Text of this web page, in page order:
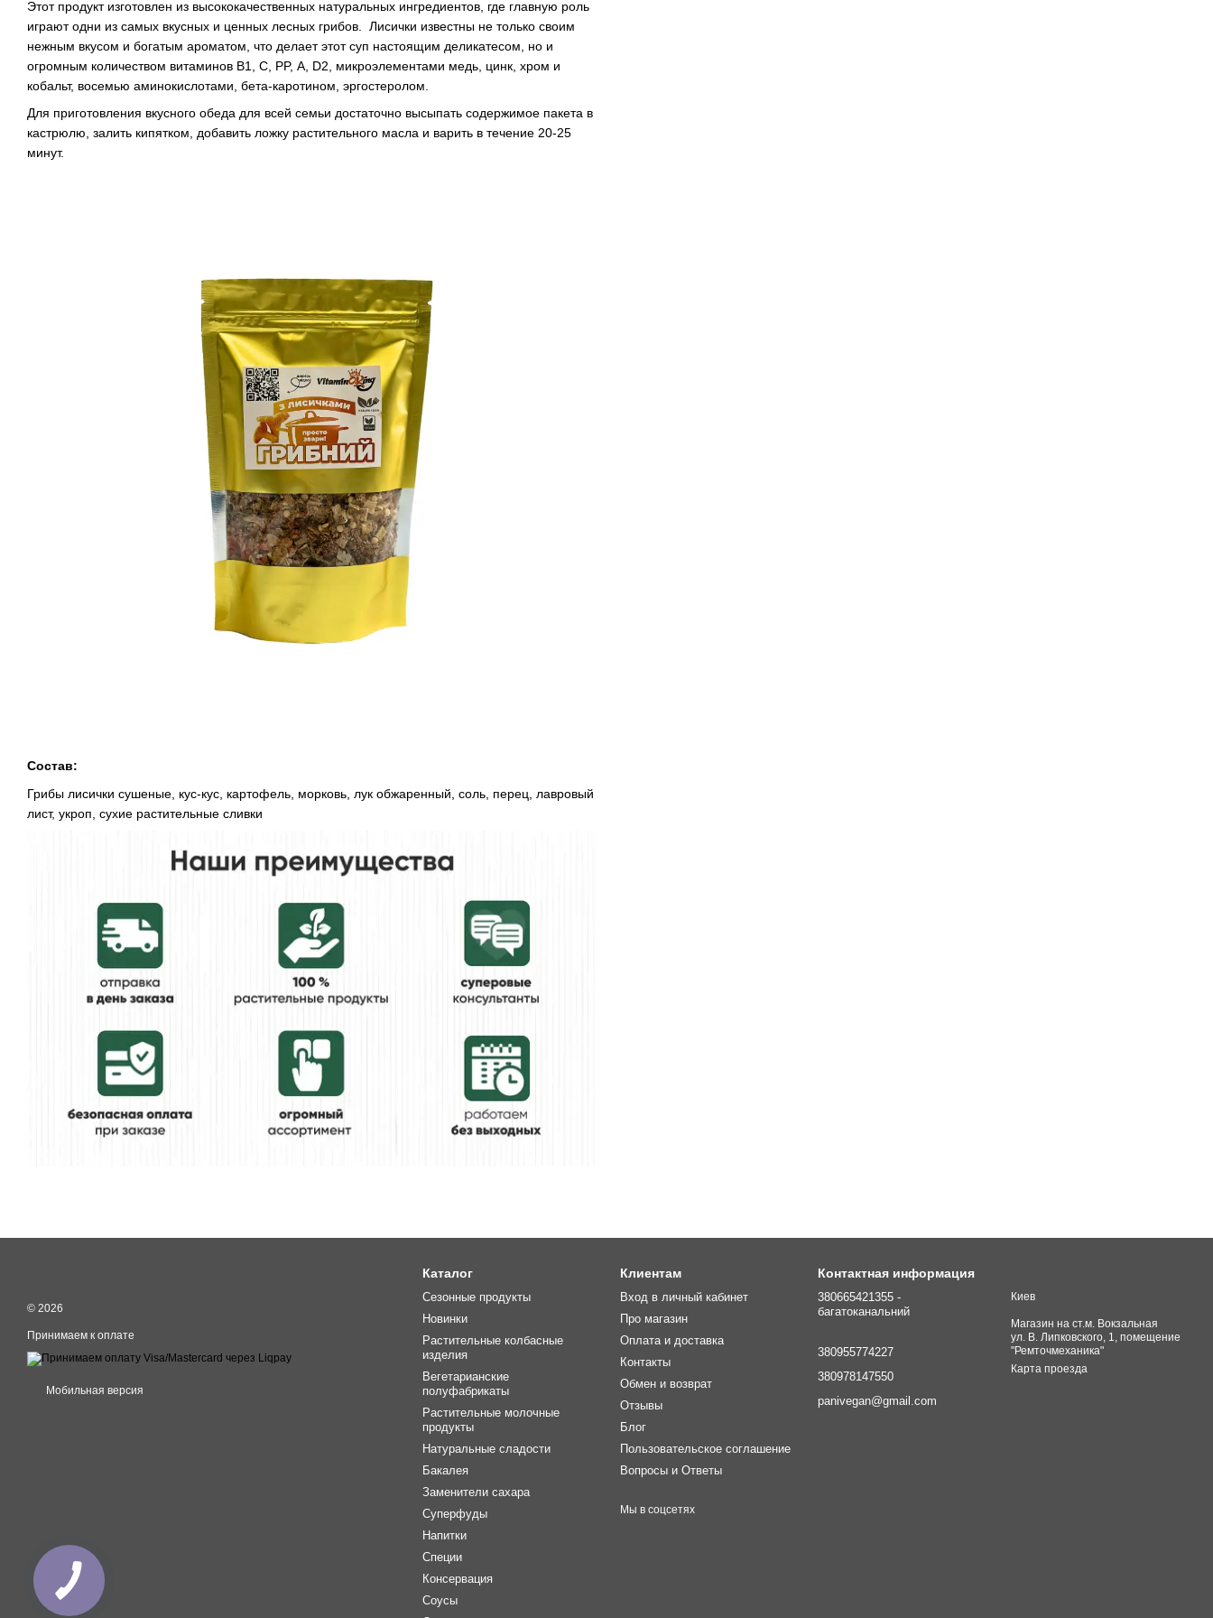
Этот продукт изготовлен из высококачественных натуральных ингредиентов, где главную роль
играют одни из самых вкусных и ценных лесных грибов. Лисички известны не только своим
нежным вкусом и богатым ароматом, что делает этот суп настоящим деликатесом, но и
огромным количеством витаминов B1, С, PP, А, D2, микроэлементами медь, цинк, хром и
кобальт, восемью аминокислотами, бета-каротином, эргостеролом.
Для приготовления вкусного обеда для всей семьи достаточно высыпать содержимое пакета в
кастрюлю, залить кипятком, добавить ложку растительного масла и варить в течение 20-25
минут.
Состав:
Грибы лисички сушеные, кус-кус, картофель, морковь, лук обжаренный, соль, перец, лавровый
лист, укроп, сухие растительные сливки
© 2026
Принимаем к оплате
Мобильная версия
Каталог
Сезонные продукты
Новинки
Растительные колбасные
изделия
Вегетарианские
полуфабрикаты
Растительные молочные
продукты
Натуральные сладости
Бакалея
Заменители сахара
Суперфуды
Напитки
Специи
Консервация
Соусы
Клиентам
Вход в личный кабинет
Про магазин
Оплата и доставка
Контакты
Обмен и возврат
Отзывы
Блог
Пользовательское соглашение
Вопросы и Ответы
Мы в соцсетях
Контактная информация
380665421355 -
багатоканальний
380955774227
380978147550
panivegan@gmail.com
Киев
Магазин на ст.м. Вокзальная
ул. В. Липковского, 1, помещение
"Ремточмеханика"
Карта проезда